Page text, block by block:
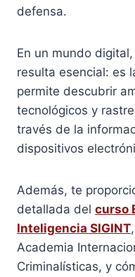
defensa.
En un mundo
resulta esencial: es
permite descubrir
tecnológicos y
través de la
dispositivos
Además, te
detallada del curso
Inteligencia SIGINT
Academia
Criminalísticas, y